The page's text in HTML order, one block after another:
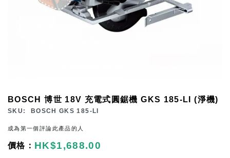
BOSCH 博世 18V 充電式圓鋸機 GKS 185-LI (淨機)
SKU BOSCH GKS 185-LI
成為第一個評論此產品的人
HK$1,688.00
beginning
of